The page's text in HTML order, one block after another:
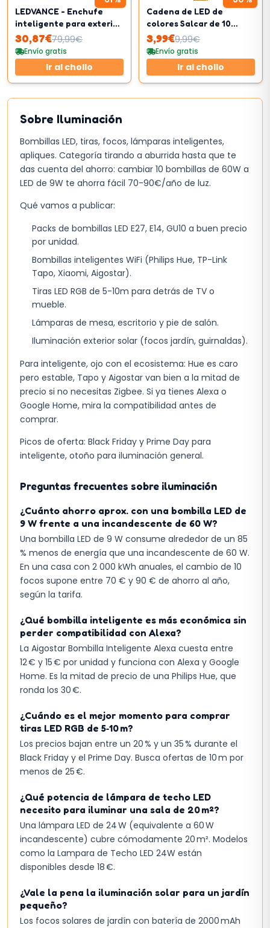
LEDVANCE - Enchufe
inteligente para exterior
con tecnología WiFi
30,87€79,99€
Envío gratis
Ir al chollo
Cadena de LED de
colores Salcar de 10
metros
3,99€9,99€
Envío gratis
Ir al chollo
Sobre Iluminación
Bombillas LED, tiras, focos, lámparas inteligentes,
apliques. Categoría tirando a aburrida hasta que te
das cuenta del ahorro: cambiar 10 bombillas de 60W a
LED de 9W te ahorra fácil 70-90€/año de luz.
Qué vamos a publicar:
Packs de bombillas LED E27, E14, GU10 a buen precio
por unidad.
Bombillas inteligentes WiFi (Philips Hue, TP-Link
Tapo, Xiaomi, Aigostar).
Tiras LED RGB de 5-10m para detrás de TV o
mueble.
Lámparas de mesa, escritorio y pie de salón.
Iluminación exterior solar (focos jardín, guirnaldas).
Para inteligente, ojo con el ecosistema: Hue es caro
pero estable, Tapo y Aigostar van bien a la mitad de
precio si no necesitas Zigbee. Si ya tienes Alexa o
Google Home, mira la compatibilidad antes de
comprar.
Picos de oferta: Black Friday y Prime Day para
inteligente, otoño para iluminación general.
Preguntas frecuentes sobre iluminación
¿Cuánto ahorro aprox. con una bombilla LED de
9 W frente a una incandescente de 60 W?
Una bombilla LED de 9 W consume alrededor de un 85
% menos de energía que una incandescente de 60 W.
En una casa con 2 000 kWh anuales, el cambio de 10
focos supone entre 70 € y 90 € de ahorro al año,
según la tarifa.
¿Qué bombilla inteligente es más económica sin
perder compatibilidad con Alexa?
La Aigostar Bombilla Inteligente Alexa cuesta entre
12 € y 15 € por unidad y funciona con Alexa y Google
Home. Es la mitad de precio de una Philips Hue, que
ronda los 30 €.
¿Cuándo es el mejor momento para comprar
tiras LED RGB de 5‑10 m?
Los precios bajan entre un 20 % y un 35 % durante el
Black Friday y el Prime Day. Busca ofertas de 10 m por
menos de 25 €.
¿Qué potencia de lámpara de techo LED
necesito para iluminar una sala de 20 m²?
Una lámpara LED de 24 W (equivalente a 60 W
incandescente) cubre cómodamente 20 m². Modelos
como la Lampara de Techo LED 24W están
disponibles desde 18 €.
¿Vale la pena la iluminación solar para un jardín
pequeño?
Los focos solares de jardín con batería de 2000 mAh